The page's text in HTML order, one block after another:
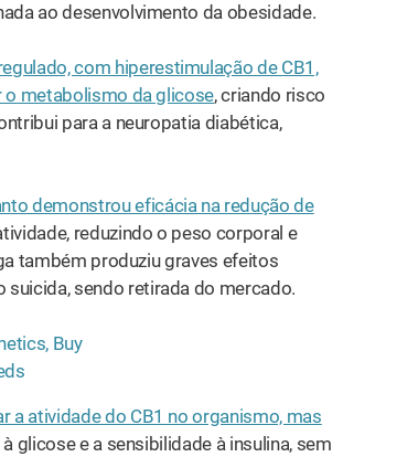
ao desenvolvimento da obesidade.
com hiperestimulação de CB1,
o metabolismo da glicose, criando risco
para a neuropatia diabética,
demonstrou eficácia na redução de
reduzindo o peso corporal e
também produziu graves efeitos
suicida, sendo retirada do mercado.
atividade do CB1 no organismo, mas
glicose e a sensibilidade à insulina, sem